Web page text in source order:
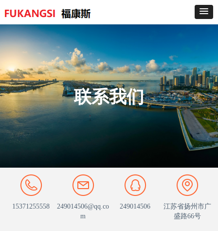
联系我们
15371255558
249014506@qq.co
m
249014506
江苏省扬州市广
盛路66号